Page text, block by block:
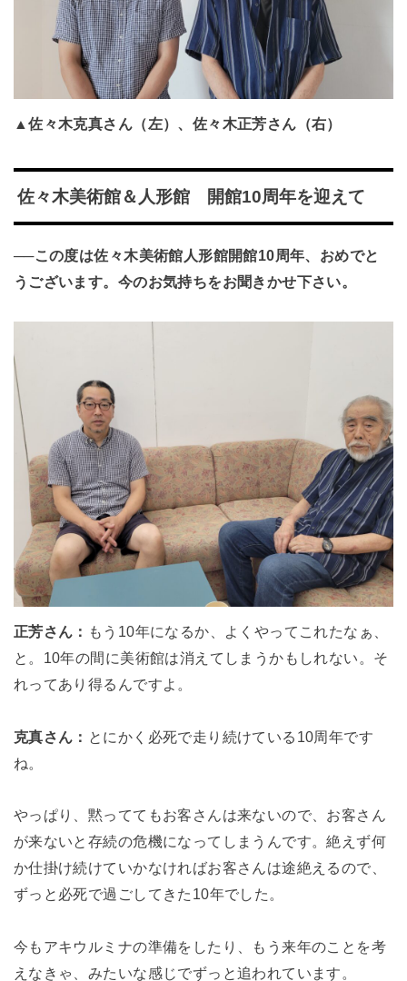
▲佐々木克真さん（左）、佐々木正芳さん（右）
佐々木美術館＆人形館 開館10周年を迎えて
──この度は佐々木美術館人形館開館10周年、おめでと
うございます。今のお気持ちをお聞きかせ下さい。
正芳さん： もう10年になるか、よくやってこれたなぁ、
と。 10年の間に美術館は消えてしまうかもしれない。そ
れってあり得るんですよ。
克真さん： とにかく必死で走り続けている10周年です
ね。
やっぱり、黙っててもお客さんは来ないので、お客さん
が来ないと存続の危機になってしまうんです。絶えず何
か仕掛け続けていかなければお客さんは途絶えるので、
ずっと必死で過ごしてきた10年でした。
今もアキウルミナの準備をしたり、もう来年のことを考
えなきゃ、みたいな感じでずっと追われています。